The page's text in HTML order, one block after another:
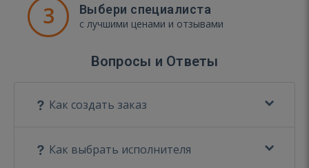
3 Выбери специалиста
с лучшими ценами и отзывами
Вопросы и Ответы
Как создать заказ
Как выбрать исполнителя